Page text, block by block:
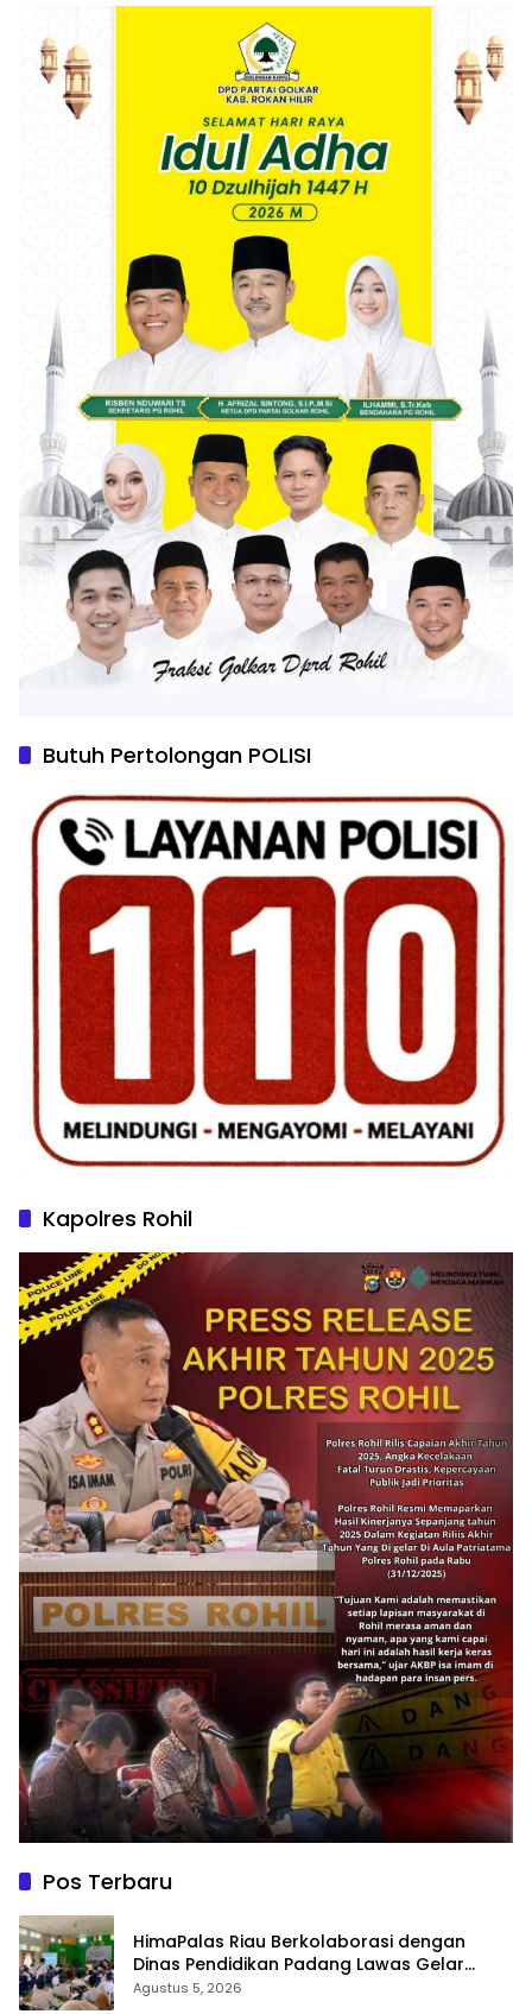
Butuh Pertolongan POLISI
Kapolres Rohil
Pos Terbaru
HimaPalas Riau Berkolaborasi dengan
Dinas Pendidikan Padang Lawas Gelar
Pelatihan OSIS SMP se-Kabupaten Padang
Agustus 5, 2026